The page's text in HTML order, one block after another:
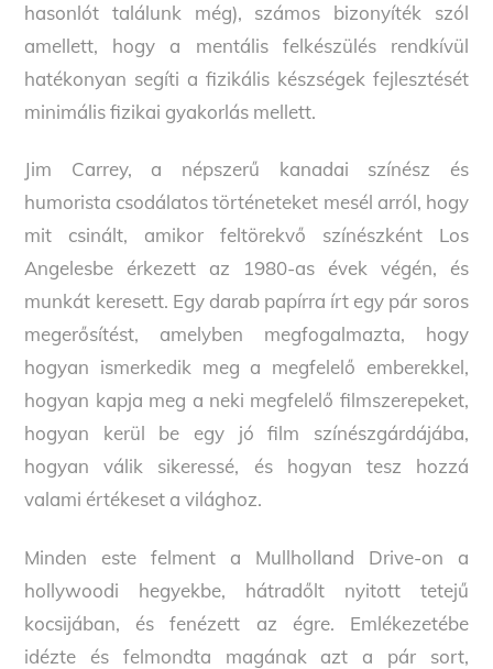
hasonlót találunk még), számos bizonyíték szól
amellett, hogy a mentális felkészülés rendkívül
hatékonyan segíti a fizikális készségek fejlesztését
minimális fizikai gyakorlás mellett.
Jim Carrey, a népszerű kanadai színész és
humorista csodálatos történeteket mesél arról, hogy
mit csinált, amikor feltörekvő színészként Los
Angelesbe érkezett az 1980-as évek végén, és
munkát keresett. Egy darab papírra írt egy pár soros
megerősítést, amelyben megfogalmazta, hogy
hogyan ismerkedik meg a megfelelő emberekkel,
hogyan kapja meg a neki megfelelő filmszerepeket,
hogyan kerül be egy jó film színészgárdájába,
hogyan válik sikeressé, és hogyan tesz hozzá
valami értékeset a világhoz.
Minden este felment a Mullholland Drive-on a
hollywoodi hegyekbe, hátradőlt nyitott tetejű
kocsijában, és fenézett az égre. Emlékezetébe
idézte és felmondta magának azt a pár sort,